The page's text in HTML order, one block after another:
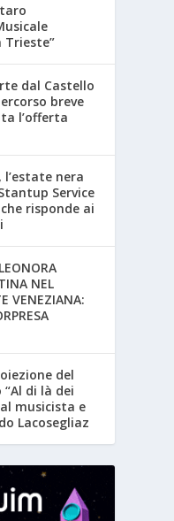
Trieste”
dal Castello
breve
l’offerta
nera
Service
risponde ai
NEL
VENEZIANA:
del
di là dei
musicista e
Lacosegliaz